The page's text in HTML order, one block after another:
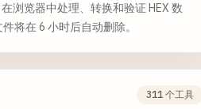
浏览器中处理、转换和验证 HEX 数
将在 6 小时后自动删除。
311 个工具